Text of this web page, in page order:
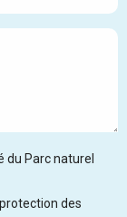
du Parc naturel
des